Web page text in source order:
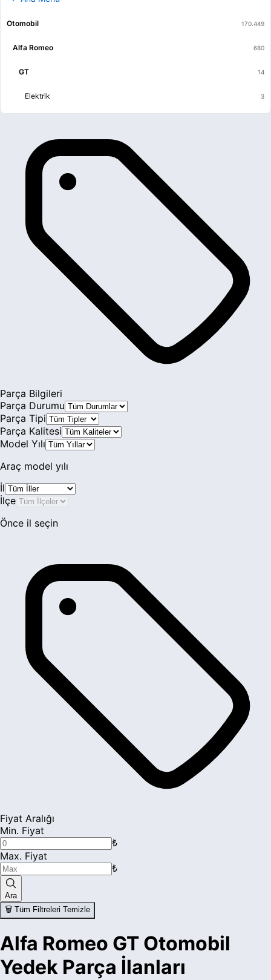
Otomobil
Alfa Romeo
GT
Elektrik
Mekanik
Motor
Şanzıman & Vites
Parça Bilgileri
Parça Durumu
Parça Tipi
Parça Kalitesi
Model Yılı
Araç model yılı
İl
İlçe
Önce il seçin
Fiyat Aralığı
Min. Fiyat
₺
Max. Fiyat
₺
Ara
🗑️ Tüm Filtreleri Temizle
Alfa Romeo GT Otomobil
Yedek Parça İlanları